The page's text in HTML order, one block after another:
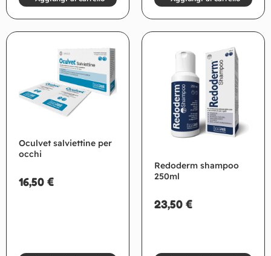
Oculvet salviettine per
occhi
16,50 €
Redoderm shampoo
250ml
23,50 €